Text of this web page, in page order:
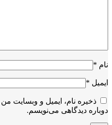
نام *
ایمیل *
ذخیره نام، ایمیل و وبسایت
دوباره دیدگاهی می‌نویسم.